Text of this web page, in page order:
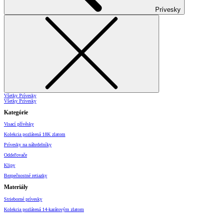
Prívesky
Všetky Prívesky
Všetky Prívesky
Kategórie
Visací přívěsky
Kolekcia pozlátená 18K zlatom
Prívesky na náhrdelníky
Oddeľovače
Klipy
Bezpečnostné retiazky
Materiály
Strieborné prívesky
Kolekcia pozlátená 14-karátovým zlatom